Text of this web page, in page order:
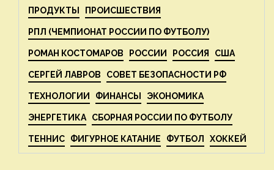
ПРОДУКТЫ ПРОИСШЕСТВИЯ
РПЛ (ЧЕМПИОНАТ РОССИИ ПО ФУТБОЛУ)
РОМАН КОСТОМАРОВ РОССИИ РОССИЯ США
СЕРГЕЙ ЛАВРОВ СОВЕТ БЕЗОПАСНОСТИ РФ
ТЕХНОЛОГИИ ФИНАНСЫ ЭКОНОМИКА
ЭНЕРГЕТИКА СБОРНАЯ РОССИИ ПО ФУТБОЛУ
ТЕННИС ФИГУРНОЕ КАТАНИЕ ФУТБОЛ ХОККЕЙ